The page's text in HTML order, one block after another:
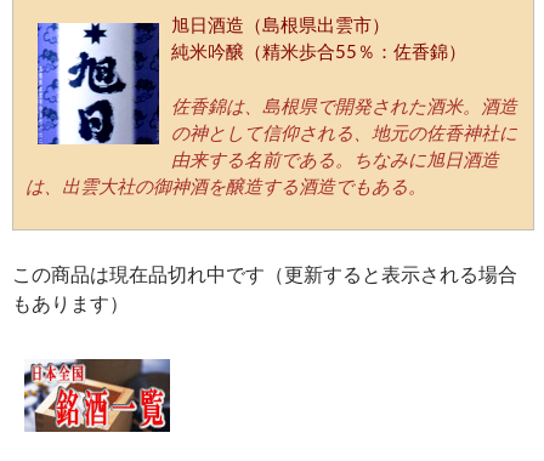
旭日酒造（島根県出雲市）
純米吟醸（精米歩合55％：佐香錦）
佐香錦は、島根県で開発された酒米。酒造
の神として信仰される、地元の佐香神社に
由来する名前である。ちなみに旭日酒造
は、出雲大社の御神酒を醸造する酒造でもある。
この商品は現在品切れ中です（更新すると表示される場合
もあります）